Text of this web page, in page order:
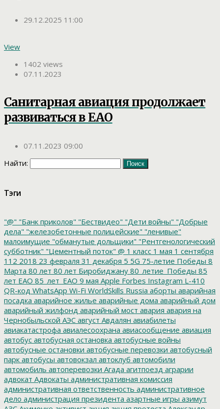
29.12.2025 11:00
View
1402 views
07.11.2023
Санитарная авиация продолжает
развиваться в ЕАО
07.11.2023 09:00
Найти:
Тэги
"@" "Банк приколов" "Бествидео" "Дети войны" "Добрые
дела" "железобетонные полицейские" "ленивые"
малоимущие "обманутые дольщики" "Рентгенологический
субботник" "Цементный поток" @ 1 класс 1 мая 1 сентября
112 2018 23 февраля 31 декабря 5 5G 75-летие Победы 8
Марта 80 лет 80 лет Биробиджану 80_летие_Победы 85
лет ЕАО 85_лет_ЕАО 9 мая Apple Forbes Instagram L-410
QR-код WhatsApp Wi-Fi WorldSkills Russia аборты аварийная
посадка аварийное жилье аварийные дома аварийный дом
аварийный жилфонд аварийный мост авария авария на
Чернобыльской АЭС август Авдалян авиабилеты
авиакатастрофа авиалесоохрана авиасообщение авиация
автобус автобусная остановка автобусные войны
автобусные остановки автобусные перевозки автобусный
парк автобусы автовокзал автоклуб автомобили
автомобиль автоперевозки Агада агитпоезд аграрии
адвокат Адвокаты административная комиссия
административная ответственность административное
дело администрация президента азартные игры азимут